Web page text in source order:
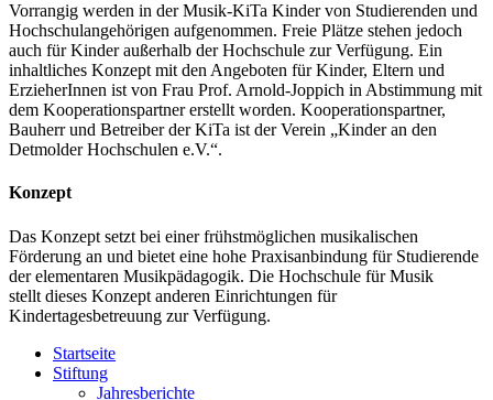
Vorrangig werden in der Musik-KiTa Kinder von Studierenden und
Hochschulangehörigen aufgenommen. Freie Plätze stehen jedoch
auch für Kinder außerhalb der Hochschule zur Verfügung. Ein
inhaltliches Konzept mit den Angeboten für Kinder, Eltern und
ErzieherInnen ist von Frau Prof. Arnold-Joppich in Abstimmung mit
dem Kooperationspartner erstellt worden. Kooperationspartner,
Bauherr und Betreiber der KiTa ist der Verein „Kinder an den
Detmolder Hochschulen e.V.“.
Konzept
Das Konzept setzt bei einer frühstmöglichen musikalischen
Förderung an und bietet eine hohe Praxisanbindung für Studierende
der elementaren Musikpädagogik. Die Hochschule für Musik
stellt dieses Konzept anderen Einrichtungen für
Kindertagesbetreuung zur Verfügung.
Startseite
Stiftung
Jahresberichte